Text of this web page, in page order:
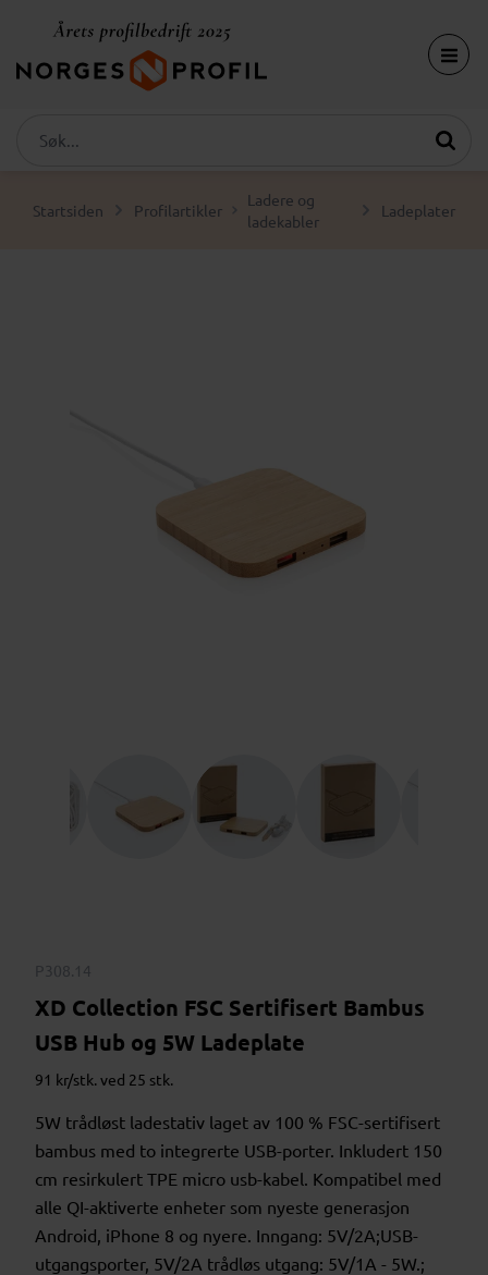
Startsiden Profilartikler
Ladere og
ladekabler
Ladeplater
P308.14
XD Collection FSC Sertifisert Bambus
USB Hub og 5W Ladeplate
91 kr/stk. ved 25 stk.
5W trådløst ladestativ laget av 100 % FSC-sertifisert
bambus med to integrerte USB-porter. Inkludert 150
cm resirkulert TPE micro usb-kabel. Kompatibel med
alle QI-aktiverte enheter som nyeste generasjon
Android, iPhone 8 og nyere. Inngang: 5V/2A;USB-
utgangsporter, 5V/2A trådløs utgang: 5V/1A - 5W.;